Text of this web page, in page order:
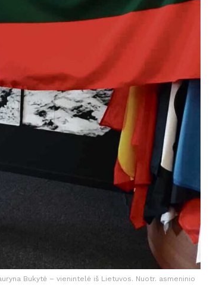
Bukytė – vienintelė iš Lietuvos. Nuotr. asmeninio